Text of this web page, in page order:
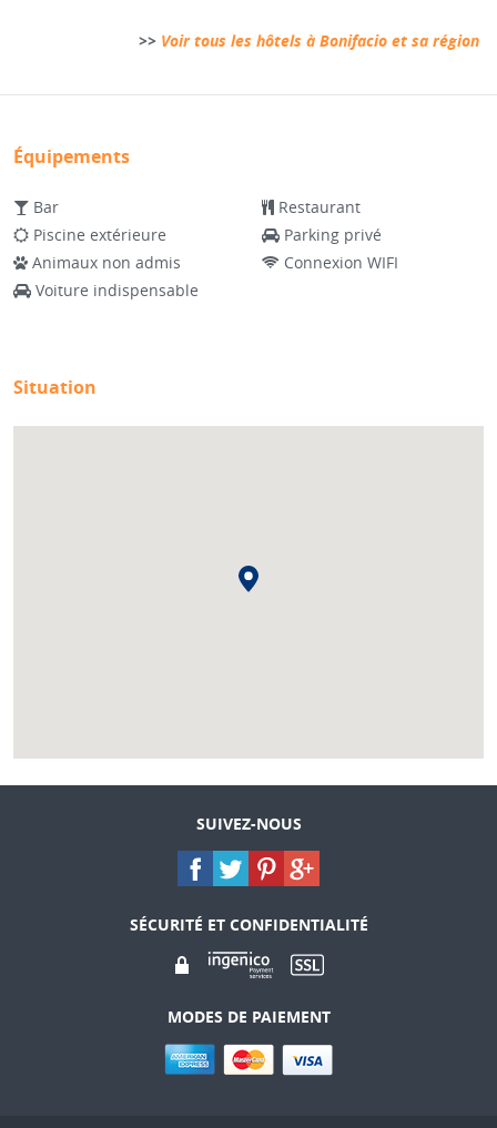
>> Voir tous les hôtels à Bonifacio et sa région
Équipements
Bar
Restaurant
Piscine extérieure
Parking privé
Animaux non admis
Connexion WIFI
Voiture indispensable
Situation
SUIVEZ-NOUS
SÉCURITÉ ET CONFIDENTIALITÉ
MODES DE PAIEMENT